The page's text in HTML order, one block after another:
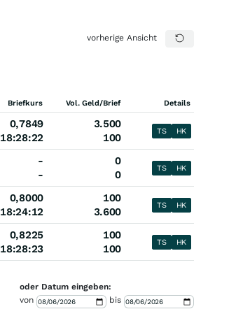
vorherige Ansicht
Briefkurs Vol. Geld/Brief Details
0,7849
18:28:22
3.500
100
TS HK
-
-
0
0
TS HK
0,8000
18:24:12
100
3.600
TS HK
0,8225
18:28:23
100
100
TS HK
oder Datum eingeben:
von
bis